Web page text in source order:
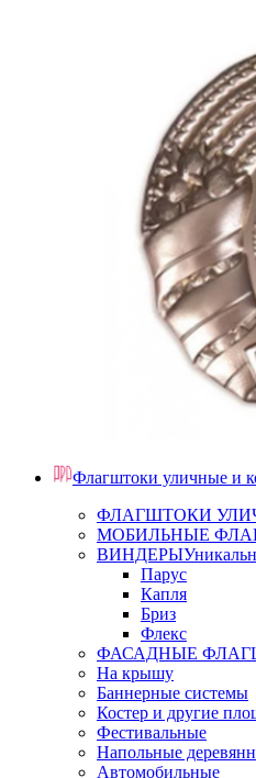
Флагштоки уличные и
ФЛАГШТОКИ
МОБИЛЬНЫЕ
ВИНДЕРЫ
Парус
Капля
Бриз
Флекс
ФАСАДНЫЕ
На крышу
Баннерные системы
Костер и другие
Фестивальные
Напольные
Автомобильные